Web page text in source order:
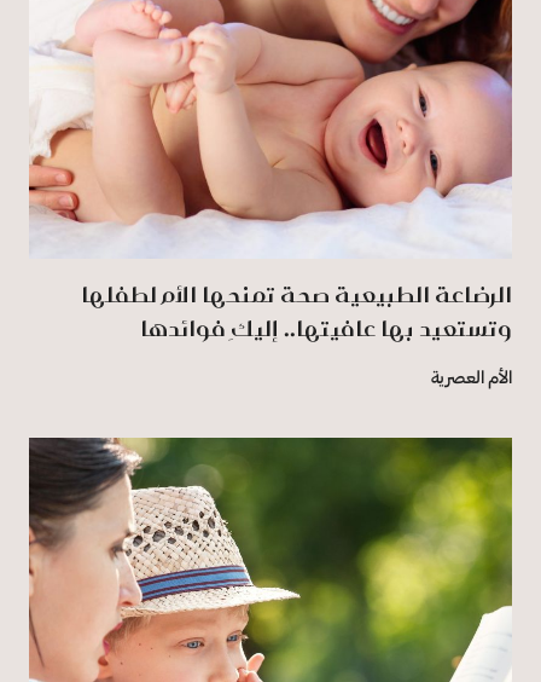
الرضاعة الطبيعية صحة تمنحها الأم لطفلها
وتستعيد بها عافيتها.. إليكِ فوائدها
الأم العصرية